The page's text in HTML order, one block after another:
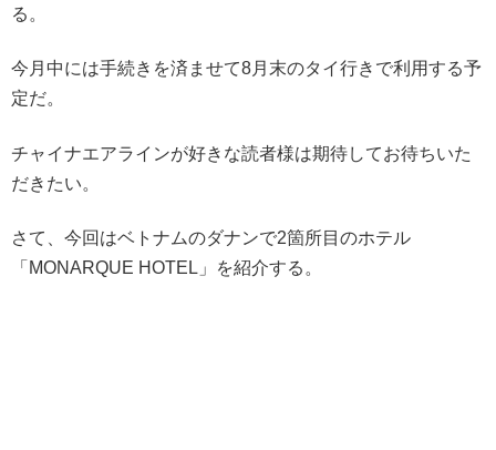
る。
今月中には手続きを済ませて8月末のタイ行きで利用する予
定だ。
チャイナエアラインが好きな読者様は期待してお待ちいた
だきたい。
さて、今回はベトナムのダナンで2箇所目のホテル
「MONARQUE HOTEL」を紹介する。